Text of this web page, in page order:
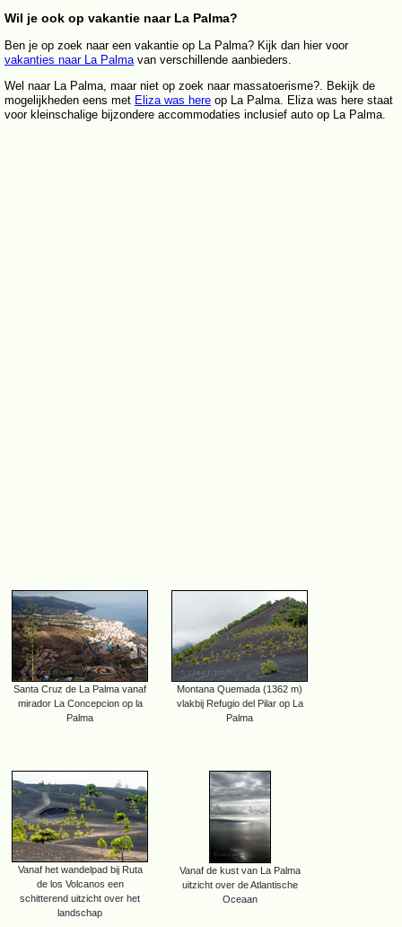
Wil je ook op vakantie naar La Palma?
Ben je op zoek naar een vakantie op La Palma? Kijk dan hier voor
vakanties naar La Palma van verschillende aanbieders.
Wel naar La Palma, maar niet op zoek naar massatoerisme?. Bekijk de
mogelijkheden eens met Eliza was here op La Palma. Eliza was here staat
voor kleinschalige bijzondere accommodaties inclusief auto op La Palma.
Santa Cruz de La Palma vanaf
mirador La Concepcion op la
Palma
Montana Quemada (1362 m)
vlakbij Refugio del Pilar op La
Palma
Vanaf het wandelpad bij Ruta
de los Volcanos een
schitterend uitzicht over het
landschap
Vanaf de kust van La Palma
uitzicht over de Atlantische
Oceaan